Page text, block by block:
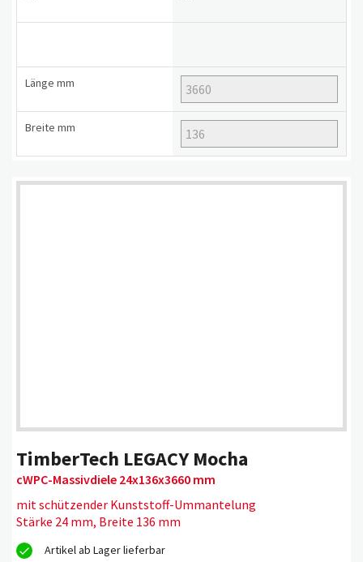
Länge mm
Breite mm
TimberTech LEGACY Mocha
cWPC-Massivdiele 24x136x3660 mm
mit schützender Kunststoff-Ummantelung
Stärke 24 mm, Breite 136 mm
Artikel ab Lager lieferbar